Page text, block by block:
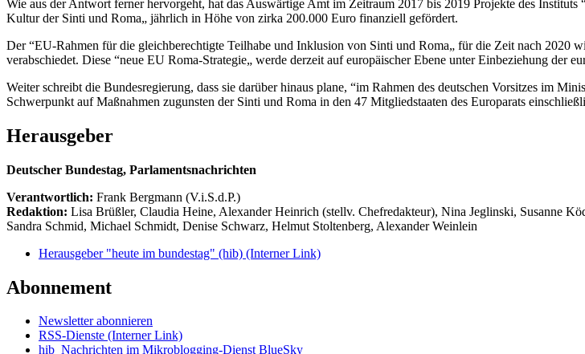
Wie aus der Antwort ferner hervorgeht, hat das Auswärtige Amt im Zeitraum 2017 bis 2019 Projekte des
Kultur der Sinti und Roma„ jährlich in Höhe von zirka 200.000 Euro finanziell gefördert.
Der “EU-Rahmen für die gleichberechtigte Teilhabe und Inklusion von Sinti und Roma„ für die Zeit nach 2020
verabschiedet. Diese “neue EU Roma-Strategie„ werde derzeit auf europäischer Ebene unter Einbeziehung
Weiter schreibt die Bundesregierung, dass sie darüber hinaus plane, “im Rahmen des deutschen Vorsitzes im
Schwerpunkt auf Maßnahmen zugunsten der Sinti und Roma in den 47 Mitgliedstaaten des Europarats
Herausgeber
Deutscher Bundestag, Parlamentsnachrichten
Verantwortlich: Frank Bergmann (V.i.S.d.P.)
Redaktion: Lisa Brüßler, Claudia Heine, Alexander Heinrich (stellv. Chefredakteur), Nina Jeglinski, Susanne
Sandra Schmid, Michael Schmidt, Denise Schwarz, Helmut Stoltenberg, Alexander Weinlein
Herausgeber "heute im bundestag" (hib) (Interner Link)
Abonnement
Newsletter abonnieren
RSS-Dienste (Interner Link)
hib_Nachrichten im Mikroblogging-Dienst BlueSky